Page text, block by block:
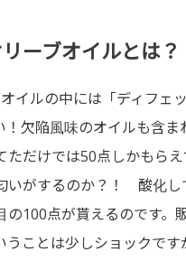
ーブオイルとは？
イルの中には「ディフェ
欠陥風味のオイルも含
ただけでは50点しかもら
がするのか？！ 酸化
100点が貰えるのです
ことは少しショックです